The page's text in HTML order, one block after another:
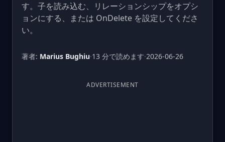
す。子を読み込む、リレーションシップをオプシ
ョンにする、または OnDelete を設定してくださ
い。
著者: Marius Bughiu·13 分で読めます·2026-06-26
ADVERTISEMENT